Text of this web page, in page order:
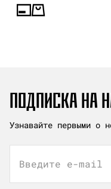
ПОДПИСКА НА
Узнавайте первыми о
Введите e-mail